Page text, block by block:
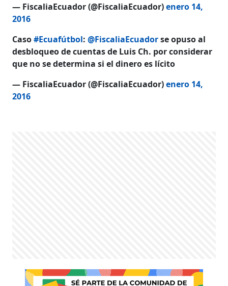
— FiscaliaEcuador (@FiscaliaEcuador)enero 14,
2016
Caso#Ecuafútbol:@FiscaliaEcuadorse opuso al
desbloqueo de cuentas de Luis Ch. por considerar
que no se determina si el dinero es lícito
— FiscaliaEcuador (@FiscaliaEcuador)enero 14,
2016